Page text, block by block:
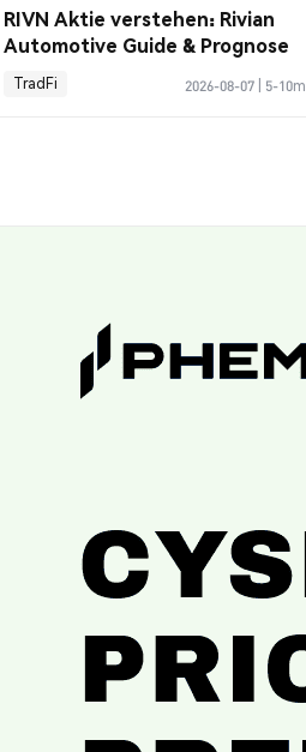
RIVN Aktie verstehen: Rivian
Automotive Guide & Prognose
TradFi 2026-08-07 5-10m